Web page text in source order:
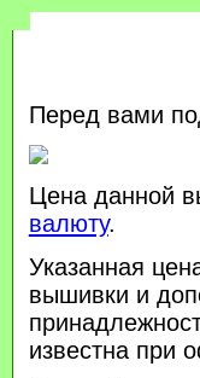
Перед вами
Цена данной
валюту.
Указанная
вышивки и
известна при